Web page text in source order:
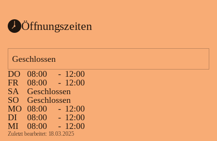
knapp 94 % des Gesamtwärmebedarfes in Mureck. Auch
alle Murecker Schulen beteiligten sich an diesem
umweltfreundlichen Projekt.
Die Nahwärme Mureck GmbH betreibt ganzjährig dieses
Biomasse-Heizwerk. Der Nahwärmeanschluss schont nicht
nur die Umwelt, sondern sichert auch die regionale
Wertschöpfung.
Öffnungszeiten
Geschlossen
DO
08:00 - 12:00
FR
08:00 - 12:00
SA
Geschlossen
SO
Geschlossen
MO 08:00 - 12:00
DI
08:00 - 12:00
MI
08:00 - 12:00
Zuletzt bearbeitet: 18.03.2025